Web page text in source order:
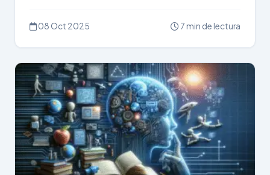
08 Oct 2025 7 min de lectura